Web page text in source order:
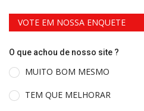
VOTE EM NOSSA ENQUETE
O que achou de nosso site ?
MUITO BOM MESMO
TEM QUE MELHORAR